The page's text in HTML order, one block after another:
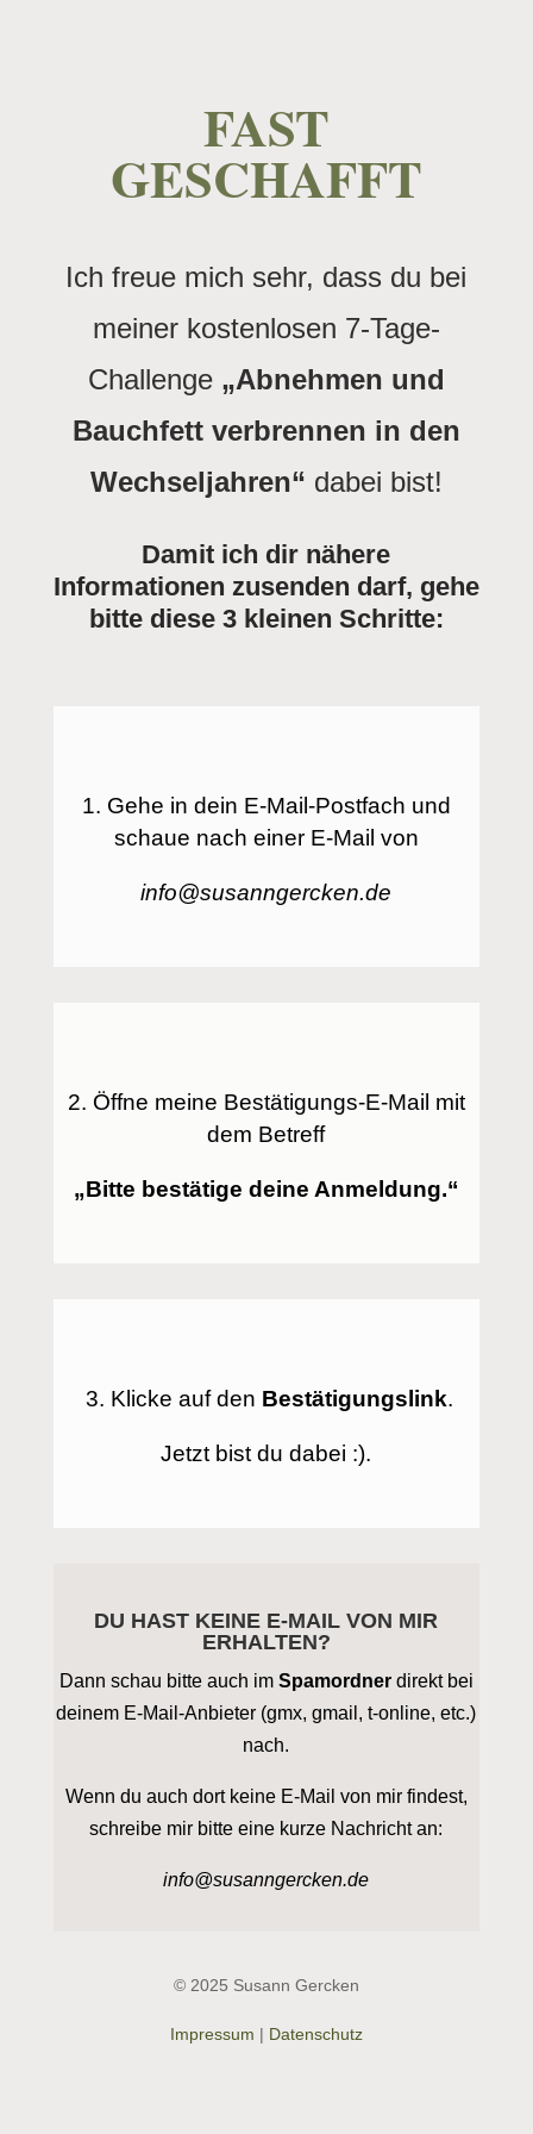
FAST
GESCHAFFT
Ich freue mich sehr, dass du bei
meiner kostenlosen 7-Tage-
Challenge„Abnehmen und
Bauchfett verbrennen in den
Wechseljahren“ dabei bist!
Damit ich dir nähere
Informationen zusenden darf, gehe
bitte diese 3 kleinen Schritte:
1. Gehe in dein E-Mail-Postfach und
schaue nach einer E-Mail von
info@susanngercken.de
2. Öffne meine Bestätigungs-E-Mail mit
dem Betreff
„Bitte bestätige deine Anmeldung.“
3. Klicke auf den Bestätigungslink.
Jetzt bist du dabei :).
DU HAST KEINE E-MAIL VON MIR
ERHALTEN?
Dann schau bitte auch im Spamordnerdirekt bei
deinem E-Mail-Anbieter (gmx, gmail, t-online, etc.)
nach.
Wenn du auch dort keine E-Mail von mir findest,
schreibe mir bitte eine kurze Nachricht an:
info@susanngercken.de
© 2025 Susann Gercken
Impressum | Datenschutz